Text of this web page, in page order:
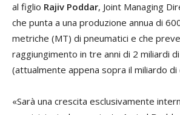
al figlio Rajiv Poddar, Joint Managing
che punta a una produzione annua di
metriche (MT) di pneumatici e che
raggiungimento in tre anni di 2 miliardi
(attualmente appena sopra il miliardo di
«Sarà una crescita esclusivamente